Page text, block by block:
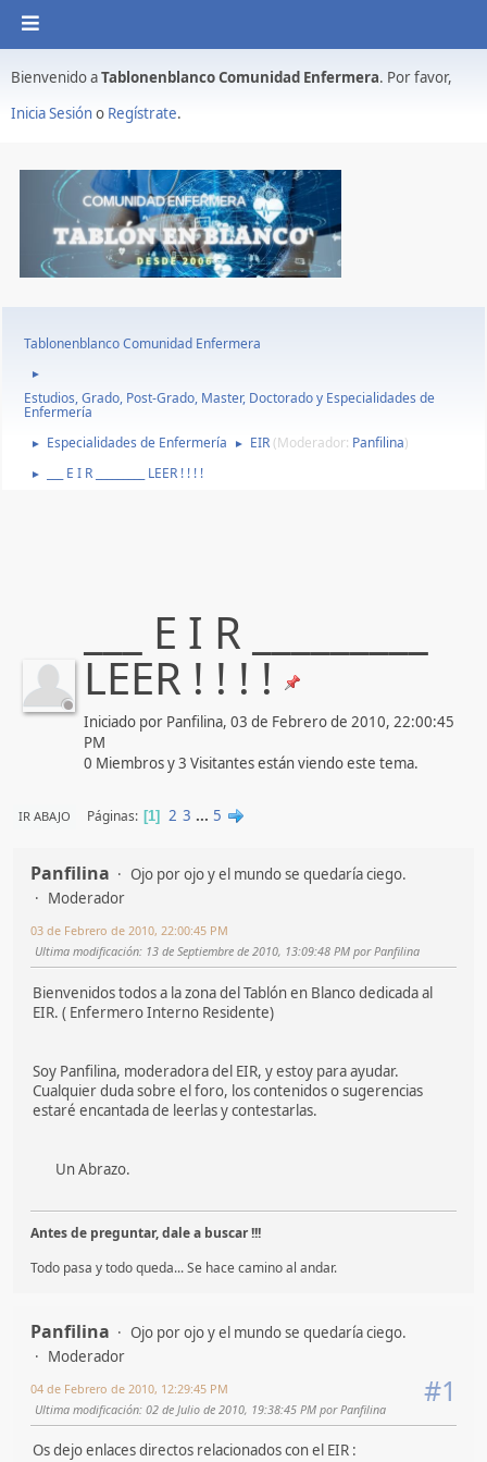
Bienvenido aTablonenblanco Comunidad Enfermera. Por favor,
Inicia Sesióno Regístrate.
Tablonenblanco Comunidad Enfermera
►
Estudios, Grado, Post-Grado, Master, Doctorado y Especialidades de
Enfermería
► Especialidades de Enfermería ► EIR (Moderador: Panfilina)
► ___ E I R _________ LEER ! ! ! !
___ E I R _________
LEER ! ! ! !
Iniciado por Panfilina, 03 de Febrero de 2010, 22:00:45
PM
0 Miembros y 3 Visitantes están viendo este tema.
IR ABAJO Páginas 1 2 3 ... 5
Panfilina
Ojo por ojo y el mundo se quedaría ciego.
Moderador
03 de Febrero de 2010, 22:00:45 PM
Ultima modificación: 13 de Septiembre de 2010, 13:09:48 PM por Panfilina
Bienvenidos todos a la zona del Tablón en Blanco dedicada al
EIR. ( Enfermero Interno Residente)
Soy Panfilina, moderadora del EIR, y estoy para ayudar.
Cualquier duda sobre el foro, los contenidos o sugerencias
estaré encantada de leerlas y contestarlas.
Un Abrazo.
Antes de preguntar, dale a buscar !!!
Todo pasa y todo queda... Se hace camino al andar.
Panfilina
Ojo por ojo y el mundo se quedaría ciego.
Moderador
#1
04 de Febrero de 2010, 12:29:45 PM
Ultima modificación: 02 de Julio de 2010, 19:38:45 PM por Panfilina
Os dejo enlaces directos relacionados con el EIR :